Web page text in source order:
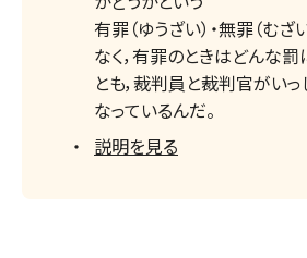
有罪（ゆうざい）・無罪（む
なく，有罪のときはどんな罰
とも，裁判員と裁判官がい
なっているんだ。
説明を見る